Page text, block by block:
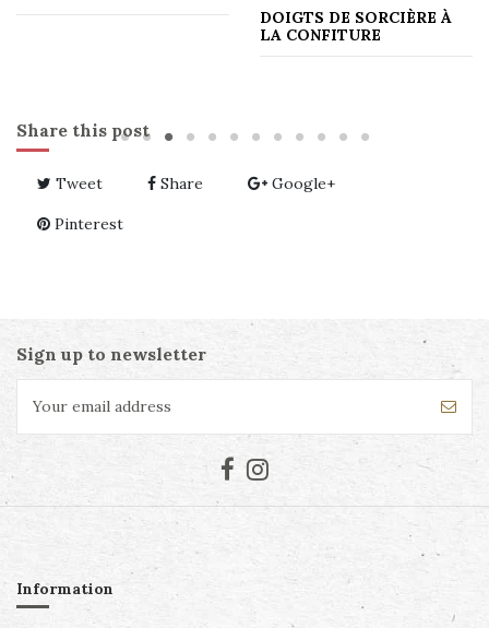
DOIGTS DE SORCIÈRE À
LA CONFITURE
Share this post
Tweet Share Google+
Pinterest
Sign up to newsletter
Information